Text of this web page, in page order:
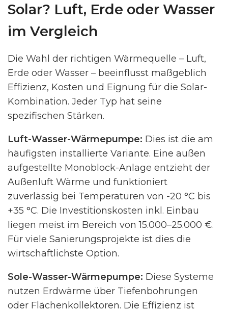
Solar? Luft, Erde oder Wasser
im Vergleich
Die Wahl der richtigen Wärmequelle – Luft,
Erde oder Wasser – beeinflusst maßgeblich
Effizienz, Kosten und Eignung für die Solar-
Kombination. Jeder Typ hat seine
spezifischen Stärken.
Luft-Wasser-Wärmepumpe: Dies ist die am
häufigsten installierte Variante. Eine außen
aufgestellte Monoblock-Anlage entzieht der
Außenluft Wärme und funktioniert
zuverlässig bei Temperaturen von -20 °C bis
+35 °C. Die Investitionskosten inkl. Einbau
liegen meist im Bereich von 15.000–25.000 €.
Für viele Sanierungsprojekte ist dies die
wirtschaftlichste Option.
Sole-Wasser-Wärmepumpe: Diese Systeme
nutzen Erdwärme über Tiefenbohrungen
oder Flächenkollektoren. Die Effizienz ist